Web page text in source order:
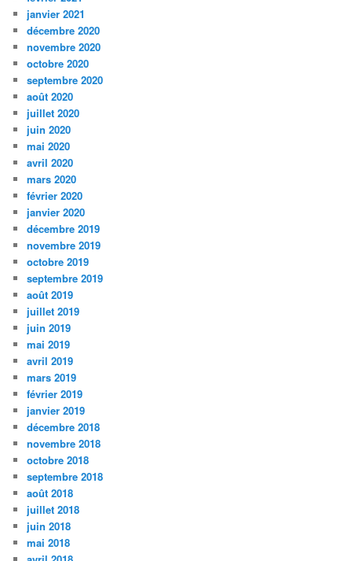
janvier 2021
décembre 2020
novembre 2020
octobre 2020
septembre 2020
août 2020
juillet 2020
juin 2020
mai 2020
avril 2020
mars 2020
février 2020
janvier 2020
décembre 2019
novembre 2019
octobre 2019
septembre 2019
août 2019
juillet 2019
juin 2019
mai 2019
avril 2019
mars 2019
février 2019
janvier 2019
décembre 2018
novembre 2018
octobre 2018
septembre 2018
août 2018
juillet 2018
juin 2018
mai 2018